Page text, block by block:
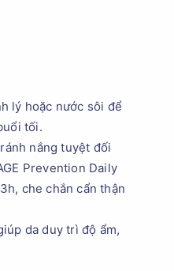
lý hoặc nước sôi để
tối.
nắng tuyệt đối
Prevention Daily
che chắn cẩn thận
da duy trì độ ẩm,